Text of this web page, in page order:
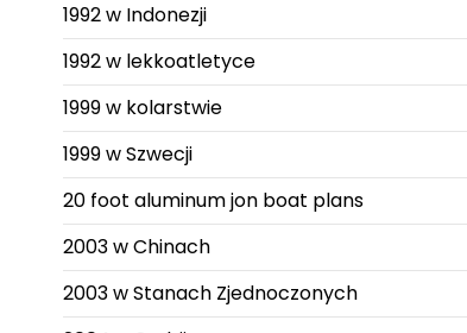
1992 w Indonezji
1992 w lekkoatletyce
1999 w kolarstwie
1999 w Szwecji
20 foot aluminum jon boat plans
2003 w Chinach
2003 w Stanach Zjednoczonych